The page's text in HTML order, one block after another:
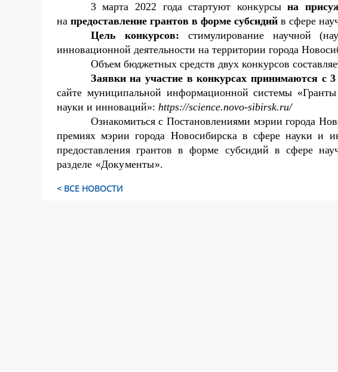
3 марта 2022 года стартуют конкурсына
на предоставление грантов в форме субсидий в сфере
Цель конкурсов: стимулирование научной
инновационной деятельности на территории города
Объем бюджетных средств двух конкурсов
Заявки на участие в конкурсах принимаются с
сайте муниципальной информационной системы
науки и инноваций»: https://science.novo-sibirsk.ru/
Ознакомиться с Постановлениями мэрии города
премиях мэрии города Новосибирска в сфере науки
предоставления грантов в форме субсидий в сфере
разделе «Документы».
< ВСЕ НОВОСТИ